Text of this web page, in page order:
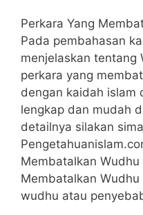
Perkara Yang
Pada pembahasan
menjelaskan tentang
perkara yang
dengan kaidah islam
lengkap dan mudah
detailnya silakan
Membatalkan
Membatalkan
wudhu atau